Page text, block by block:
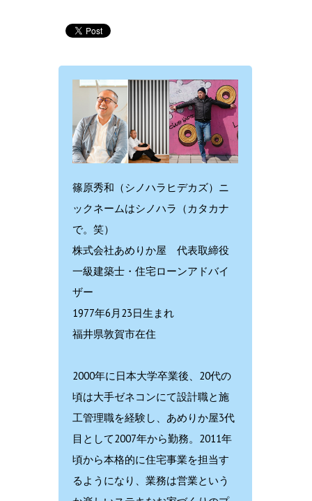
篠原秀和（シノハラヒデカズ）ニ
ックネームはシノハラ（カタカナ
で。笑）
株式会社あめりか屋 代表取締役
一級建築士・住宅ローンアドバイ
ザー
1977年6月23日生まれ
福井県敦賀市在住
2000年に日本大学卒業後、20代の
頃は大手ゼネコンにて設計職と施
工管理職を経験し、あめりか屋3代
目として2007年から勤務。2011年
頃から本格的に住宅事業を担当す
るようになり、業務は営業という